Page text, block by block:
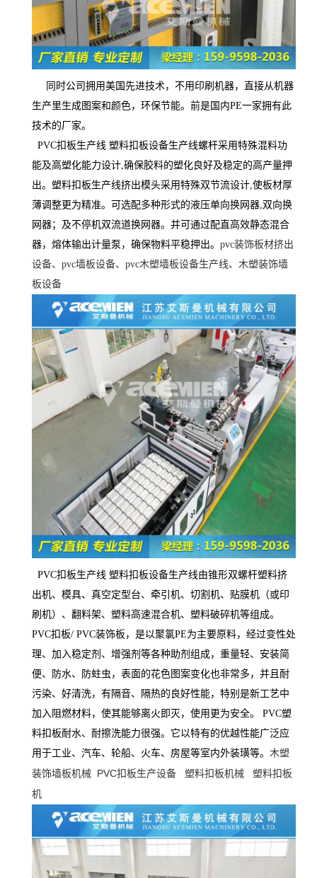
同时公司拥用美国先进技术，不用印刷机器，直接从机器
生产里生成图案和颜色，环保节能。前是国内PE一家拥有此
技术的厂家。
PVC扣板生产线 塑料扣板设备生产线螺杆采用特殊混料功
能及高塑化能力设计,确保胶料的塑化良好及稳定的高产量押
出。塑料扣板生产线挤出模头采用特殊双节流设计,使板材厚
薄调整更为精准。可选配多种形式的液压单向换网器,双向换
网器；及不停机双流道换网器。并可通过配直高效静态混合
器，熔体输出计量泵，确保物料平稳押出。 pvc装饰板材挤出
设备、pvc墙板设备、pvc木塑墙板设备生产线、木塑装饰墙
板设备
PVC扣板生产线 塑料扣板设备生产线由锥形双螺杆塑料挤
出机、模具、真空定型台、牵引机、切割机、贴膜机（或印
刷机）、翻料架、塑料高速混合机、塑料破碎机等组成。
PVC扣板/ PVC装饰板，是以聚氯PE为主要原料，经过变性处
理、加入稳定剂、增强剂等各种助剂组成，重量轻、安装简
便、防水、防蛀虫，表面的花色图案变化也非常多，并且耐
污染、好清洗，有隔音、隔热的良好性能，特别是新工艺中
加入阻燃材料，使其能够离火即灭，使用更为安全。 PVC塑
料扣板耐水、耐擦洗能力很强。它以特有的优越性能广泛应
用于工业、汽车、轮船、火车、房屋等室内外装璜等。 木塑
装饰墙板机械 PVC扣板生产设备 塑料扣板机械
塑料扣板
机